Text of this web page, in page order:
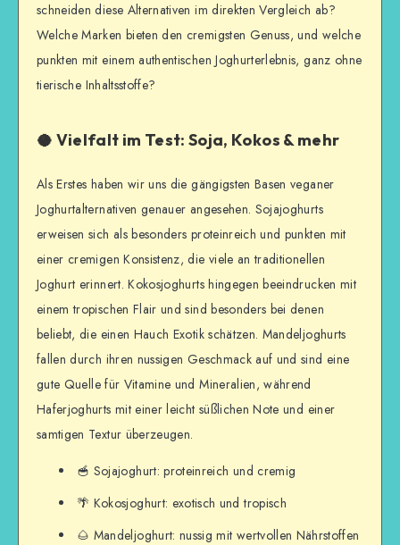
schneiden diese Alternativen im direkten Vergleich ab?
Welche Marken bieten den cremigsten Genuss, und welche
punkten mit einem authentischen Joghurterlebnis, ganz ohne
tierische Inhaltsstoffe?
🥥 Vielfalt im Test: Soja, Kokos & mehr
Als Erstes haben wir uns die gängigsten Basen veganer
Joghurtalternativen genauer angesehen. Sojajoghurts
erweisen sich als besonders proteinreich und punkten mit
einer cremigen Konsistenz, die viele an traditionellen
Joghurt erinnert. Kokosjoghurts hingegen beeindrucken mit
einem tropischen Flair und sind besonders bei denen
beliebt, die einen Hauch Exotik schätzen. Mandeljoghurts
fallen durch ihren nussigen Geschmack auf und sind eine
gute Quelle für Vitamine und Mineralien, während
Haferjoghurts mit einer leicht süßlichen Note und einer
samtigen Textur überzeugen.
🥣 Sojajoghurt: proteinreich und cremig
🌴 Kokosjoghurt: exotisch und tropisch
🌰 Mandeljoghurt: nussig mit wertvollen Nährstoffen